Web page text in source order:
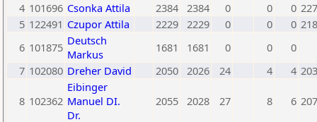
4 101696 Csonka Attila 2384 2384 0 0 0
5 122491 Czupor Attila 2229 2229 0 0 0
6 101875 Deutsch
Markus
1681 1681 0 0
0
7 102080 Dreher David 2050 2026 24 4 4
8 102362
Eibinger
Manuel DI.
Dr.
2055 2028 27 8 6